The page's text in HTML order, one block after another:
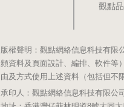
觀點
版權聲明：觀點網絡信息科技有限
頻資料及頁面設計、編排、軟件等
由及方式使用上述資料（包括但不
承印人：觀點網絡信息科技有限公